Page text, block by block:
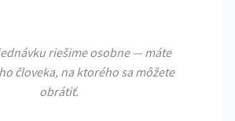
riešime osobne — máte
človeka, na ktorého sa môžete
obrátiť.